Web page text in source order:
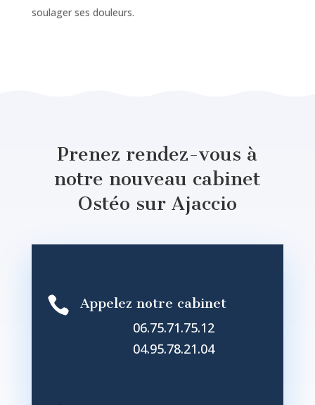
soulager ses douleurs.
Prenez rendez-vous à
notre nouveau cabinet
Ostéo sur Ajaccio
 Appelez notre cabinet
06.75.71.75.12
04.95.78.21.04